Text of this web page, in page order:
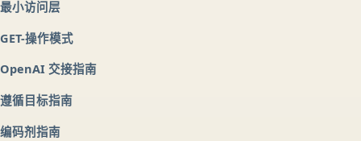
最小访问层
GET-操作模式
OpenAI 交接指南
遵循目标指南
编码剂指南